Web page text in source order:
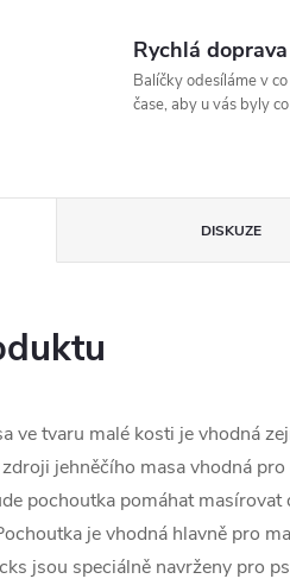
Rychlá doprava
Balíčky odesíláme v
čase, aby u vás byly
DISKUZE
ve tvaru malé kosti je vhodná
jehněčího masa vhodná
pochoutka pomáhat masírovat
je vhodná hlavně pro
jsou speciálně navrženy pro